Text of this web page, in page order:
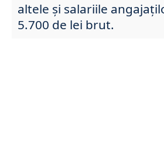
altele și salariile
5.700 de lei brut.